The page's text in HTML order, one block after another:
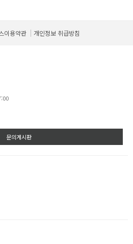
이용약관 개인정보 취급방침
문의게시판